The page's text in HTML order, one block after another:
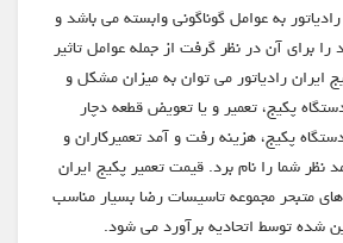
به عوامل گوناگونی وابسته می باشد و
برای آن در نظر گرفت از جمله عوامل تاثیر
ایران رادیاتور می توان به میزان مشکل و
پکیج، تعمیر و یا تعویض قطعه دچار
پکیج، هزینه رفت و آمد تعمیرکاران و
شما را نام برد. قیمت تعمیر پکیج ایران
متبحر مجموعه تاسیسات رضا بسیار مناسب
شده توسط اتحادیه برآورد می شود.